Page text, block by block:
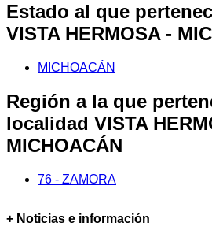
Estado al que
VISTA HERMOSA -
MICHOACÁN
Región a la que
localidad VISTA
MICHOACÁN
76 - ZAMORA
+ Noticias e información